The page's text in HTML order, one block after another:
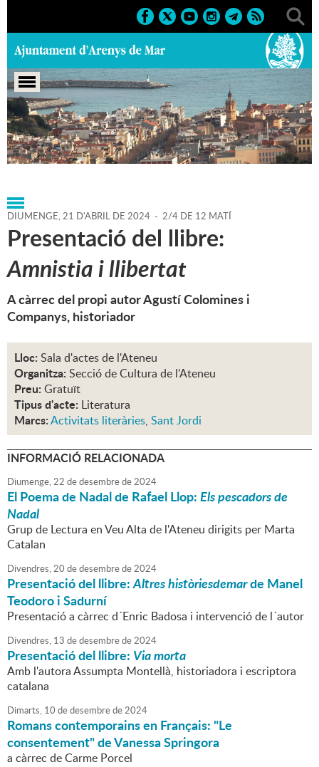
Portada > Agenda > 21-04-
2024 > Marcs > Culturals > 2024 > Sant Jordi
DIUMENGE,21 D'ABRIL DE 2024 - 2/4 DE 12 MATÍ
Presentació del llibre:
Amnistia i llibertat
A càrrec del propi autor Agustí Colomines i
Companys, historiador
Lloc: Sala d'actes de l'Ateneu
Organitza: Secció de Cultura de l'Ateneu
Preu: Gratuït
Tipus d'acte: Literatura
Marcs:Activitats literàries, Sant Jordi
INFORMACIÓ RELACIONADA
Diumenge,22 dedesembrede2024
El Poema de Nadal de Rafael Llop:Els pescadors de
Nadal
Grup de Lectura en Veu Alta de l'Ateneu dirigits per Marta
Catalan
Divendres,20 dedesembrede2024
Presentació del llibre:Altres històriesdemarde Manel
Teodoro i Sadurní
Presentació a càrrec d´Enric Badosa i intervenció de l´autor
Divendres, 13 dedesembrede2024
Presentació del llibre: Via morta
Amb l'autora Assumpta Montellà, historiadora i escriptora
catalana
Dimarts, 10 dedesembrede2024
Romans contemporains en Français: "Le
consentement" de Vanessa Springora
a càrrec de Carme Porcel